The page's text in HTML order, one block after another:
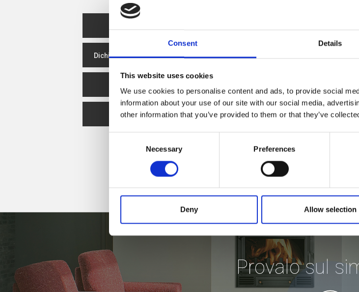
Consent Details
This website uses cookies
We use cookies to personalise content and ads, to provide social
information about your use of our site with our social media,
other information that you’ve provided to them or that they’ve
Necessary Preferences
Deny Allow selection
Dichiarazione delle prestazioni Dichiarazione CE
Spare Parts
Provalo sul